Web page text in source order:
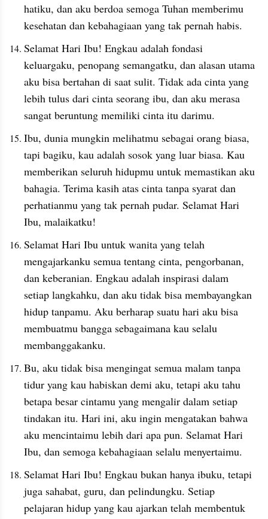
hatiku, dan aku berdoa semoga Tuhan memberimu
kesehatan dan kebahagiaan yang tak pernah habis.
Selamat Hari Ibu! Engkau adalah fondasi
keluargaku, penopang semangatku, dan alasan utama
aku bisa bertahan di saat sulit. Tidak ada cinta yang
lebih tulus dari cinta seorang ibu, dan aku merasa
sangat beruntung memiliki cinta itu darimu.
Ibu, dunia mungkin melihatmu sebagai orang biasa,
tapi bagiku, kau adalah sosok yang luar biasa. Kau
memberikan seluruh hidupmu untuk memastikan aku
bahagia. Terima kasih atas cinta tanpa syarat dan
perhatianmu yang tak pernah pudar. Selamat Hari
Ibu, malaikatku!
Selamat Hari Ibu untuk wanita yang telah
mengajarkanku semua tentang cinta, pengorbanan,
dan keberanian. Engkau adalah inspirasi dalam
setiap langkahku, dan aku tidak bisa membayangkan
hidup tanpamu. Aku berharap suatu hari aku bisa
membuatmu bangga sebagaimana kau selalu
membanggakanku.
Bu, aku tidak bisa mengingat semua malam tanpa
tidur yang kau habiskan demi aku, tetapi aku tahu
betapa besar cintamu yang mengalir dalam setiap
tindakan itu. Hari ini, aku ingin mengatakan bahwa
aku mencintaimu lebih dari apa pun. Selamat Hari
Ibu, dan semoga kebahagiaan selalu menyertaimu.
Selamat Hari Ibu! Engkau bukan hanya ibuku, tetapi
juga sahabat, guru, dan pelindungku. Setiap
pelajaran hidup yang kau ajarkan telah membentuk